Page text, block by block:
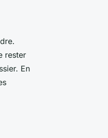
rester
En